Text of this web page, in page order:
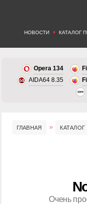
НОВОСТИ • КАТАЛОГ
Opera 134
AIDA64 8.35
ГЛАВНАЯ
Очень